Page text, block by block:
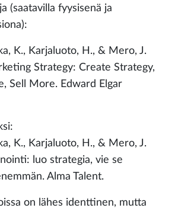
(saatavilla fyysisenä ja
K., Karjaluoto, H., & Mero, J.
Strategy: Create Strategy,
Sell More. Edward Elgar
K., Karjaluoto, H., & Mero, J.
luo strategia, vie se
Alma Talent.
on lähes identtinen, mutta